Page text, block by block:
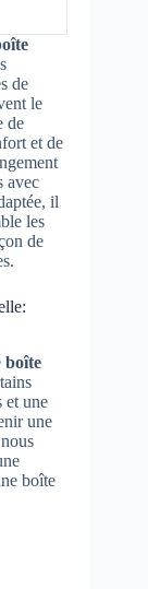
de
le
de
et de
avec
il
les
de
boîte
et une
une
boîte